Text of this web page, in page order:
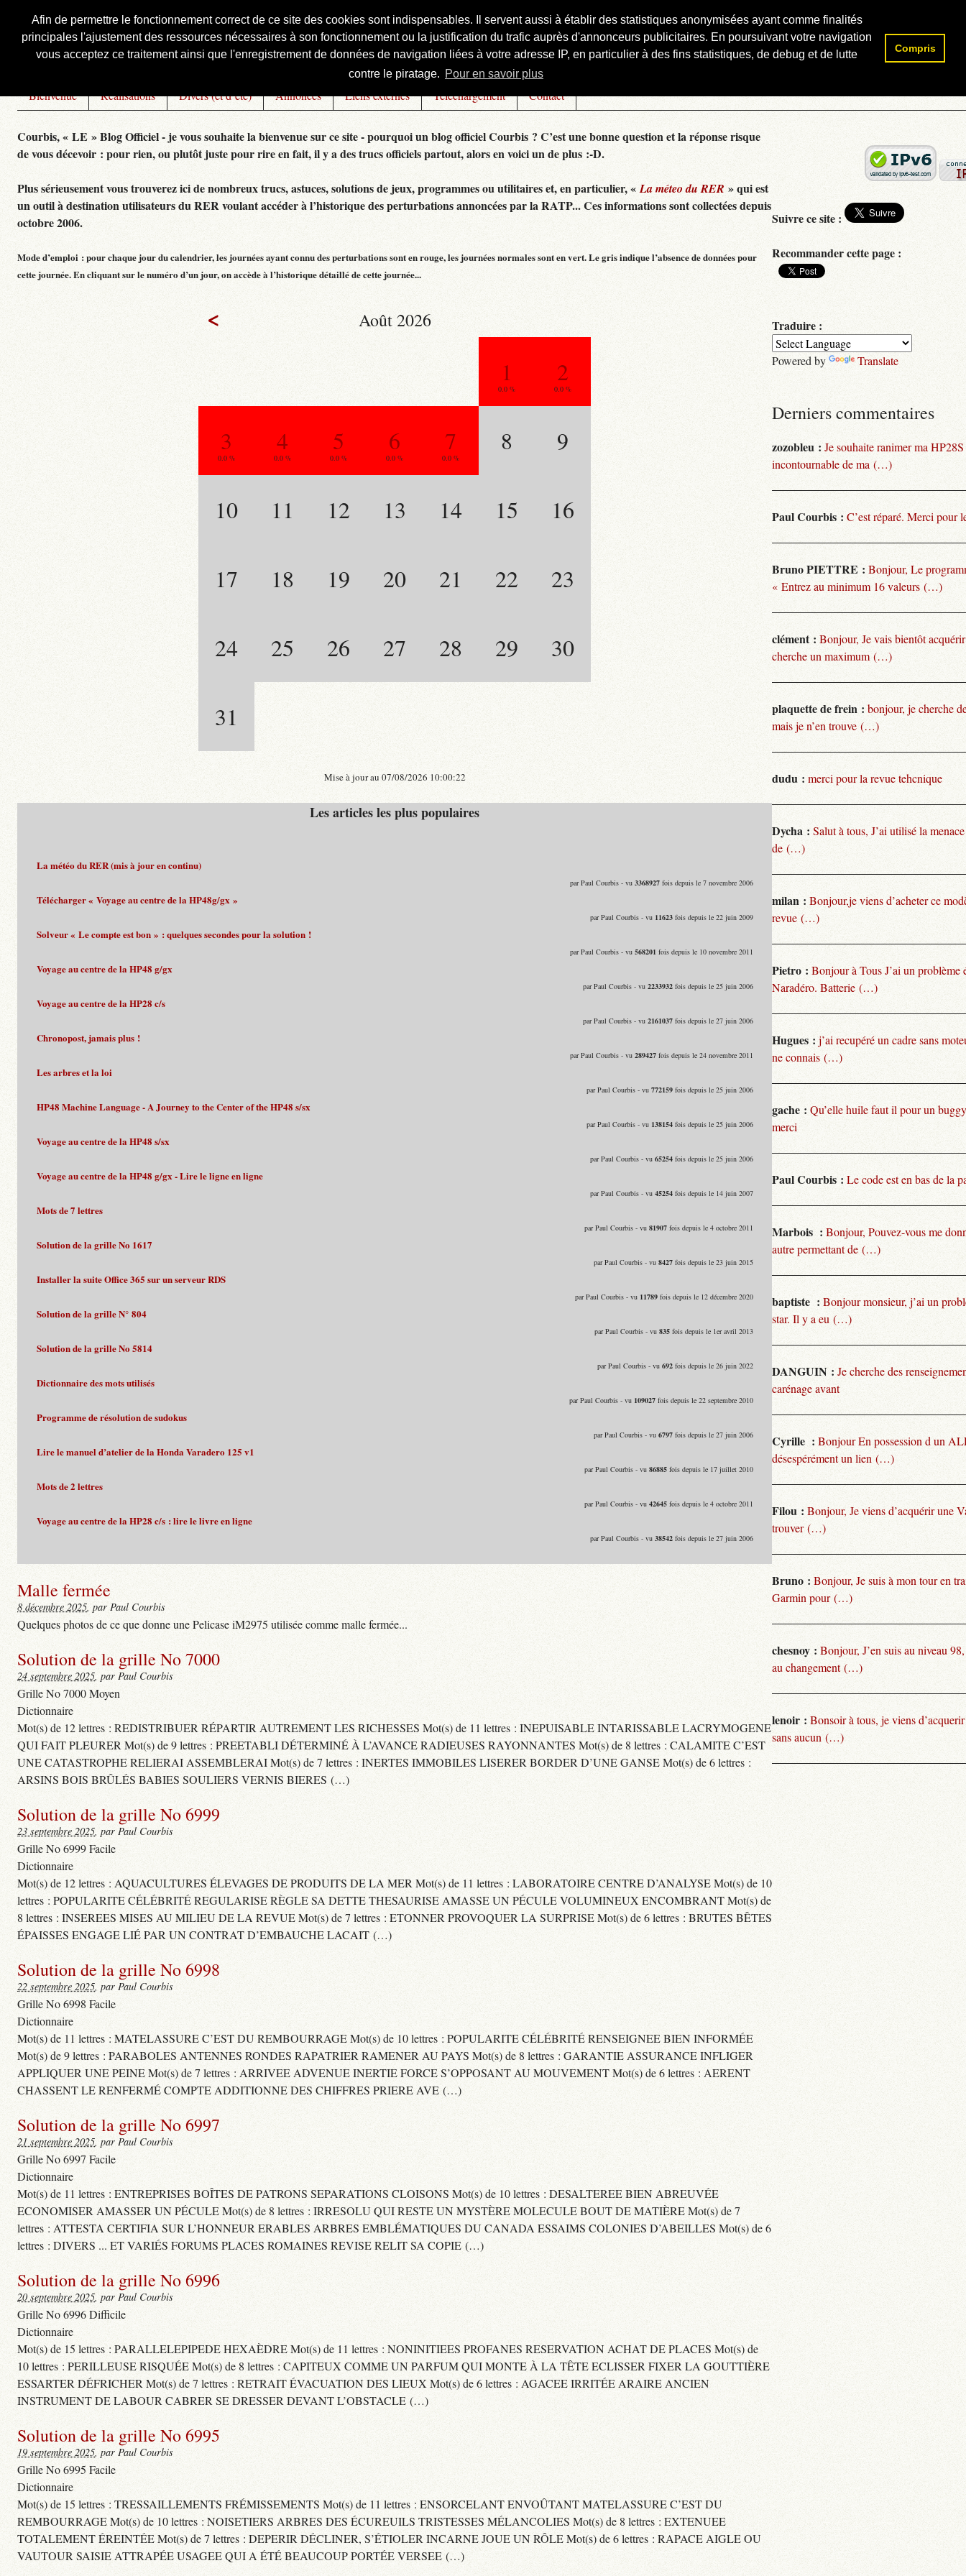
Afin de permettre le fonctionnement correct de ce site des cookies sont indispensables. Il servent aussi à établir des statistiques anonymisées ayant comme finalités
principales l'ajustement des ressources nécessaires à son fonctionnement ou la justification du trafic auprès d'annonceurs publicitaires. En poursuivant votre navigation
vous acceptez ce traitement ainsi que l'enregistrement de données de navigation liées à votre adresse IP, en particulier à des fins statistiques, de debug et de lutte
contre le piratage. Pour en savoir plus
Compris
Courbis, « LE » Blog Officiel
Bienvenue Réalisations Divers (et d’été) Annonces Liens externes Téléchargement Contact
Courbis, « LE » Blog Officiel - je vous souhaite la bienvenue sur ce site - pourquoi un blog officiel Courbis ? C’est une bonne question et la réponse risque
de vous décevoir : pour rien, ou plutôt juste pour rire en fait, il y a des trucs officiels partout, alors en voici un de plus :-D.
Plus sérieusement vous trouverez ici de nombreux trucs, astuces, solutions de jeux, programmes ou utilitaires et, en particulier, «La méteo du RER » qui est
un outil à destination utilisateurs du RER voulant accéder à l’historique des perturbations annoncées par la RATP... Ces informations sont collectées depuis
octobre 2006.
Mode d’emploi : pour chaque jour du calendrier, les journées ayant connu des perturbations sont en rouge, les journées normales sont en vert. Le gris indique l’absence de données pour
cette journée. En cliquant sur le numéro d’un jour, on accède à l’historique détaillé de cette journée...
< Août 2026
1
0.0 %
2
0.0 %
3
0.0 %
4
0.0 %
5
0.0 %
6
0.0 %
7
0.0 %
8 9
10 11 12 13 14 15 16
17 18 19 20 21 22 23
24 25 26 27 28 29 30
31
Mise à jour au 07/08/2026 10:00:22
Les articles les plus populaires
La météo du RER (mis à jour en continu)
par Paul Courbis - vu 3368927fois depuis le 7 novembre 2006
Télécharger « Voyage au centre de la HP48g/gx »
par Paul Courbis - vu 11623fois depuis le 22 juin 2009
Solveur « Le compte est bon » : quelques secondes pour la solution !
par Paul Courbis - vu 568201 fois depuis le 10 novembre 2011
Voyage au centre de la HP48 g/gx
par Paul Courbis - vu 2233932fois depuis le 25 juin 2006
Voyage au centre de la HP28 c/s
par Paul Courbis - vu 2161037fois depuis le 27 juin 2006
Chronopost, jamais plus !
par Paul Courbis - vu 289427fois depuis le 24 novembre 2011
Les arbres et la loi
par Paul Courbis - vu 772159fois depuis le 25 juin 2006
HP48 Machine Language - A Journey to the Center of the HP48 s/sx
par Paul Courbis - vu 138154fois depuis le 25 juin 2006
Voyage au centre de la HP48 s/sx
par Paul Courbis - vu 65254fois depuis le 25 juin 2006
Voyage au centre de la HP48 g/gx - Lire le ligne en ligne
par Paul Courbis - vu 45254fois depuis le 14 juin 2007
Mots de 7 lettres
par Paul Courbis - vu 81907fois depuis le 4 octobre 2011
Solution de la grille No 1617
par Paul Courbis - vu 8427fois depuis le 23 juin 2015
Installer la suite Office 365 sur un serveur RDS
par Paul Courbis - vu 11789fois depuis le 12 décembre 2020
Solution de la grille N° 804
par Paul Courbis - vu 835fois depuis le 1er avril 2013
Solution de la grille No 5814
par Paul Courbis - vu 692fois depuis le 26 juin 2022
Dictionnaire des mots utilisés
par Paul Courbis - vu 109027fois depuis le 22 septembre 2010
Programme de résolution de sudokus
par Paul Courbis - vu 6797fois depuis le 27 juin 2006
Lire le manuel d’atelier de la Honda Varadero 125 v1
par Paul Courbis - vu 86885fois depuis le 17 juillet 2010
Mots de 2 lettres
par Paul Courbis - vu 42645fois depuis le 4 octobre 2011
Voyage au centre de la HP28 c/s : lire le livre en ligne
par Paul Courbis - vu 38542fois depuis le 27 juin 2006
Malle fermée
8 décembre 2025, par Paul Courbis
Quelques photos de ce que donne une Pelicase iM2975 utilisée comme malle fermée...
Solution de la grille No 7000
24 septembre 2025, par Paul Courbis
Grille No 7000 Moyen
Dictionnaire
Mot(s) de 12 lettres : REDISTRIBUER RÉPARTIR AUTREMENT LES RICHESSES Mot(s) de 11 lettres : INEPUISABLE INTARISSABLE LACRYMOGENE
QUI FAIT PLEURER Mot(s) de 9 lettres : PREETABLI DÉTERMINÉ À L’AVANCE RADIEUSES RAYONNANTES Mot(s) de 8 lettres : CALAMITE C’EST
UNE CATASTROPHE RELIERAI ASSEMBLERAI Mot(s) de 7 lettres : INERTES IMMOBILES LISERER BORDER D’UNE GANSE Mot(s) de 6 lettres :
ARSINS BOIS BRÛLÉS BABIES SOULIERS VERNIS BIERES (…)
Solution de la grille No 6999
23 septembre 2025, par Paul Courbis
Grille No 6999 Facile
Dictionnaire
Mot(s) de 12 lettres : AQUACULTURES ÉLEVAGES DE PRODUITS DE LA MER Mot(s) de 11 lettres : LABORATOIRE CENTRE D’ANALYSE Mot(s) de 10
lettres : POPULARITE CÉLÉBRITÉ REGULARISE RÈGLE SA DETTE THESAURISE AMASSE UN PÉCULE VOLUMINEUX ENCOMBRANT Mot(s) de
8 lettres : INSEREES MISES AU MILIEU DE LA REVUE Mot(s) de 7 lettres : ETONNER PROVOQUER LA SURPRISE Mot(s) de 6 lettres : BRUTES BÊTES
ÉPAISSES ENGAGE LIÉ PAR UN CONTRAT D’EMBAUCHE LACAIT (…)
Solution de la grille No 6998
22 septembre 2025, par Paul Courbis
Grille No 6998 Facile
Dictionnaire
Mot(s) de 11 lettres : MATELASSURE C’EST DU REMBOURRAGE Mot(s) de 10 lettres : POPULARITE CÉLÉBRITÉ RENSEIGNEE BIEN INFORMÉE
Mot(s) de 9 lettres : PARABOLES ANTENNES RONDES RAPATRIER RAMENER AU PAYS Mot(s) de 8 lettres : GARANTIE ASSURANCE INFLIGER
APPLIQUER UNE PEINE Mot(s) de 7 lettres : ARRIVEE ADVENUE INERTIE FORCE S’OPPOSANT AU MOUVEMENT Mot(s) de 6 lettres : AERENT
CHASSENT LE RENFERMÉ COMPTE ADDITIONNE DES CHIFFRES PRIERE AVE (…)
Solution de la grille No 6997
21 septembre 2025, par Paul Courbis
Grille No 6997 Facile
Dictionnaire
Mot(s) de 11 lettres : ENTREPRISES BOÎTES DE PATRONS SEPARATIONS CLOISONS Mot(s) de 10 lettres : DESALTEREE BIEN ABREUVÉE
ECONOMISER AMASSER UN PÉCULE Mot(s) de 8 lettres : IRRESOLU QUI RESTE UN MYSTÈRE MOLECULE BOUT DE MATIÈRE Mot(s) de 7
lettres : ATTESTA CERTIFIA SUR L’HONNEUR ERABLES ARBRES EMBLÉMATIQUES DU CANADA ESSAIMS COLONIES D’ABEILLES Mot(s) de 6
lettres : DIVERS ... ET VARIÉS FORUMS PLACES ROMAINES REVISE RELIT SA COPIE (…)
Solution de la grille No 6996
20 septembre 2025, par Paul Courbis
Grille No 6996 Difficile
Dictionnaire
Mot(s) de 15 lettres : PARALLELEPIPEDE HEXAÈDRE Mot(s) de 11 lettres : NONINITIEES PROFANES RESERVATION ACHAT DE PLACES Mot(s) de
10 lettres : PERILLEUSE RISQUÉE Mot(s) de 8 lettres : CAPITEUX COMME UN PARFUM QUI MONTE À LA TÊTE ECLISSER FIXER LA GOUTTIÈRE
ESSARTER DÉFRICHER Mot(s) de 7 lettres : RETRAIT ÉVACUATION DES LIEUX Mot(s) de 6 lettres : AGACEE IRRITÉE ARAIRE ANCIEN
INSTRUMENT DE LABOUR CABRER SE DRESSER DEVANT L’OBSTACLE (…)
Solution de la grille No 6995
19 septembre 2025, par Paul Courbis
Grille No 6995 Facile
Dictionnaire
Mot(s) de 15 lettres : TRESSAILLEMENTS FRÉMISSEMENTS Mot(s) de 11 lettres : ENSORCELANT ENVOÛTANT MATELASSURE C’EST DU
REMBOURRAGE Mot(s) de 10 lettres : NOISETIERS ARBRES DES ÉCUREUILS TRISTESSES MÉLANCOLIES Mot(s) de 8 lettres : EXTENUEE
TOTALEMENT ÉREINTÉE Mot(s) de 7 lettres : DEPERIR DÉCLINER, S’ÉTIOLER INCARNE JOUE UN RÔLE Mot(s) de 6 lettres : RAPACE AIGLE OU
VAUTOUR SAISIE ATTRAPÉE USAGEE QUI A ÉTÉ BEAUCOUP PORTÉE VERSEE (…)
Rechercher :
Suivre ce site :
Recommander cette page :
Traduire :
Powered by Translate
Derniers commentaires
zozobleu : Je souhaite ranimer ma
incontournable de ma (…)
Paul Courbis : C’est réparé. Merci pour
Bruno PIETTRE : Bonjour, Le
« Entrez au minimum 16 valeurs (…)
clément : Bonjour, Je vais bientôt
cherche un maximum (…)
plaquette de frein : bonjour, je cherche
mais je n’en trouve (…)
dudu : merci pour la revue tehcnique
Dycha : Salut à tous, J’ai utilisé la
de (…)
milan : Bonjour,je viens d’acheter ce
revue (…)
Pietro : Bonjour à Tous J’ai un problème
Naradéro. Batterie (…)
Hugues : j’ai recupéré un cadre sans
ne connais (…)
gache : Qu’elle huile faut il pour un
merci
Paul Courbis : Le code est en bas de la
Marbois : Bonjour, Pouvez-vous me
autre permettant de (…)
baptiste : Bonjour monsieur, j’ai un
star. Il y a eu (…)
DANGUIN : Je cherche des
carénage avant
Cyrille : Bonjour En possession d un
désespérément un lien (…)
Filou : Bonjour, Je viens d’acquérir une
trouver (…)
Bruno : Bonjour, Je suis à mon tour en
Garmin pour (…)
chesnoy : Bonjour, J’en suis au niveau
au changement (…)
lenoir : Bonsoir à tous, je viens
sans aucun (…)